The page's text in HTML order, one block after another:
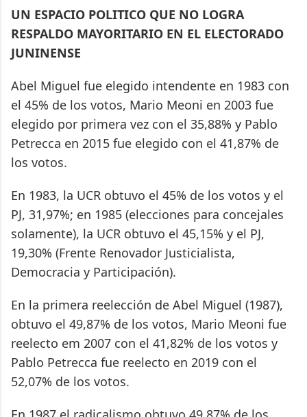
UN ESPACIO POLITICO QUE NO LOGRA
RESPALDO MAYORITARIO EN EL ELECTORADO
JUNINENSE
Abel Miguel fue elegido intendente en 1983 con
el 45% de los votos, Mario Meoni en 2003 fue
elegido por primera vez con el 35,88% y Pablo
Petrecca en 2015 fue elegido con el 41,87% de
los votos.
En 1983, la UCR obtuvo el 45% de los votos y el
PJ, 31,97%; en 1985 (elecciones para concejales
solamente), la UCR obtuvo el 45,15% y el PJ,
19,30% (Frente Renovador Justicialista,
Democracia y Participación).
En la primera reelección de Abel Miguel (1987),
obtuvo el 49,87% de los votos, Mario Meoni fue
reelecto em 2007 con el 41,82% de los votos y
Pablo Petrecca fue reelecto en 2019 con el
52,07% de los votos.